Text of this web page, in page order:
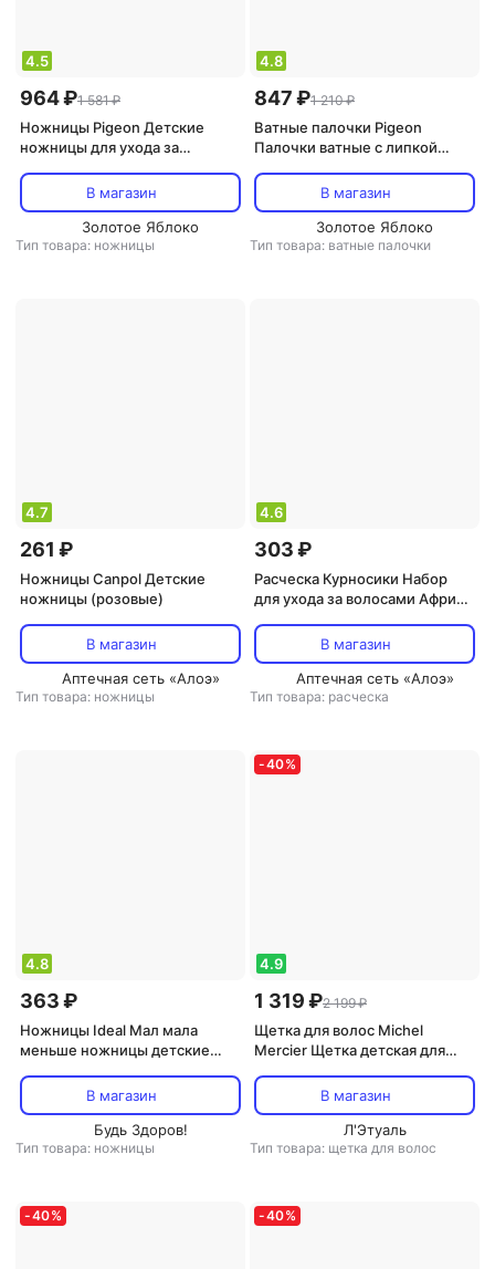
4.5
964 ₽1 581 ₽
Ножницы Pigeon Детские
ножницы для ухода за
15105 / 10317В магазин
Золотое Яблоко
Тип товара: ножницы
4.8
847 ₽1 210 ₽
Ватные палочки Pigeon
Палочки ватные с липкой
индивидуальной упаковке,
50шт
В магазин
Золотое Яблоко
Тип товара: ватные палочки
4.7
261 ₽
Ножницы Canpol Детские
ножницы (розовые)
В магазин
Аптечная сеть «Алоэ»
Тип товара: ножницы
4.6
303 ₽
Расческа Курносики Набор
для ухода за волосами Африка
В магазин
Аптечная сеть «Алоэ»
Тип товара: расческа
4.8
363 ₽
Ножницы Ideal Мал мала
меньше ножницы детские
В магазин
Будь Здоров!
Тип товара: ножницы
-40%
4.9
1 319 ₽2 199 ₽
Щетка для волос Michel
Mercier Щетка детская для
Detangling Brush for Fine hair
В магазин
Л'Этуаль
Тип товара: щетка для волос
-40% -40%